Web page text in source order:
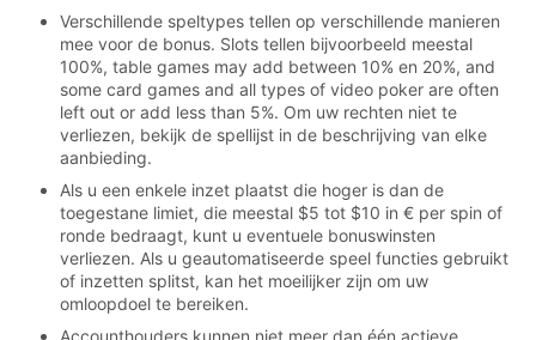
Verschillende speltypes tellen op verschillende manieren
mee voor de bonus. Slots tellen bijvoorbeeld meestal
100%, table games may add between 10% en 20%, and
some card games and all types of video poker are often
left out or add less than 5%. Om uw rechten niet te
verliezen, bekijk de spellijst in de beschrijving van elke
aanbieding.
Als u een enkele inzet plaatst die hoger is dan de
toegestane limiet, die meestal $5 tot $10 in € per spin of
ronde bedraagt, kunt u eventuele bonuswinsten
verliezen. Als u geautomatiseerde speel functies gebruikt
of inzetten splitst, kan het moeilijker zijn om uw
omloopdoel te bereiken.
Accounthouders kunnen niet meer dan één actieve